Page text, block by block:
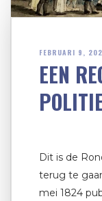
FEBRUARI 9,
EEN
Dit is de
terug te
mei 1824